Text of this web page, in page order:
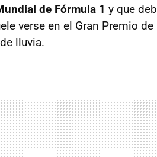
de Fórmula 1 y que
verse en el Gran Premio
lluvia.